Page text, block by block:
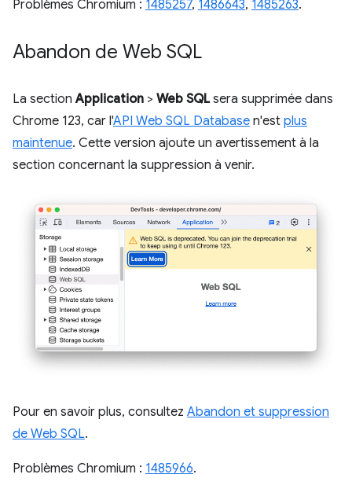
Problèmes Chromium : 1485257, 1486643, 1485263.
Abandon de Web SQL
La sectionApplication > Web SQLsera supprimée dans
Chrome 123, car l'API Web SQL Database n'est plus
maintenue. Cette version ajoute un avertissement à la
section concernant la suppression à venir.
Pour en savoir plus, consultez Abandon et suppression
de Web SQL.
Problèmes Chromium : 1485966.